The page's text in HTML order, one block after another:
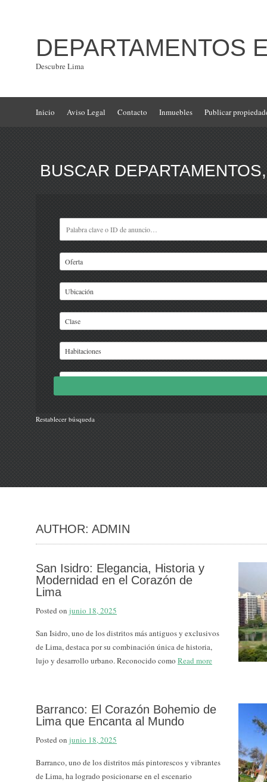
DEPARTAMENTOS
Descubre Lima
Inicio Aviso Legal Contacto Inmuebles Publicar
BUSCAR
Restablecer búsqueda
AUTHOR: ADMIN
San Isidro: Elegancia, Historia y
Modernidad en el Corazón de
Lima
Posted on junio 18, 2025
San Isidro, uno de los distritos más antiguos y exclusivos
de Lima, destaca por su combinación única de historia,
lujo y desarrollo urbano. Reconocido como Read more
Barranco: El Corazón Bohemio de
Lima que Encanta al Mundo
Posted on junio 18, 2025
Barranco, uno de los distritos más pintorescos y vibrantes
de Lima, ha logrado posicionarse en el escenario